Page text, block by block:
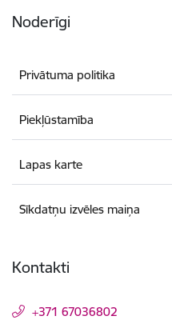
Noderīgi
Privātuma politika
Piekļūstamība
Lapas karte
Sīkdatņu izvēles maiņa
Kontakti
+371 67036802